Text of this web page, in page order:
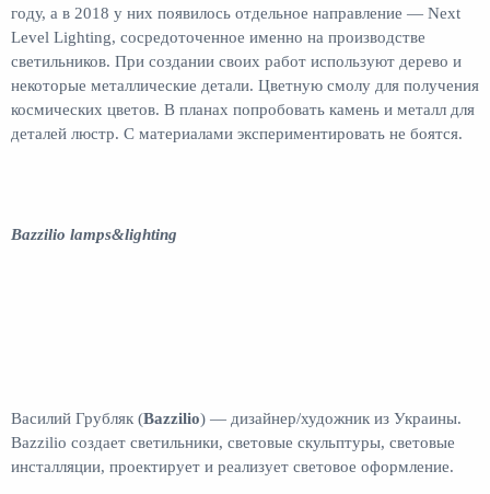
году, а в 2018 у них появилось отдельное направление — Next
Level Lighting, сосредоточенное именно на производстве
светильников. При создании своих работ используют дерево и
некоторые металлические детали. Цветную смолу для получения
космических цветов. В планах попробовать камень и металл для
деталей люстр. С материалами экспериментировать не боятся.
Bazzilio lamps&lighting
Василий Грубляк (Bazzilio) — дизайнер/художник из Украины.
Bazzilio создает светильники, световые скульптуры, световые
инсталляции, проектирует и реализует световое оформление.